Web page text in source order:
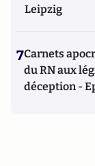
Leipzig
7Carnets
du RN aux
déception -